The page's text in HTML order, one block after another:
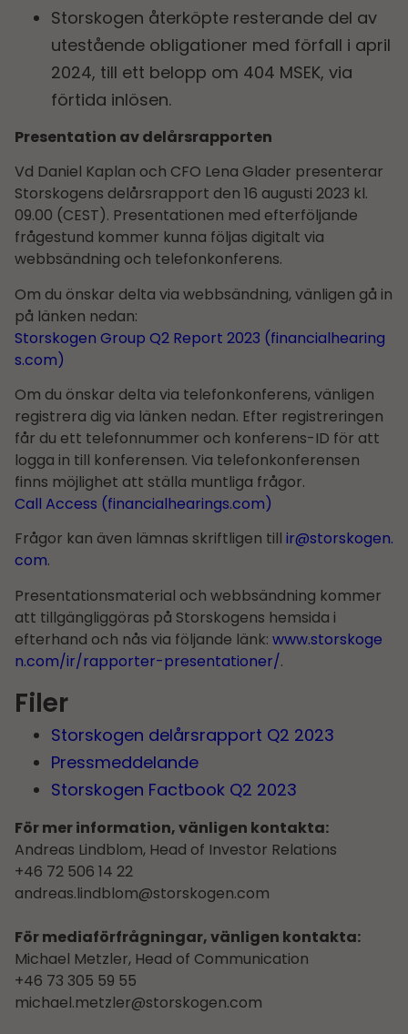
Storskogen återköpte resterande del av
utestående obligationer med förfall i april
2024, till ett belopp om 404 MSEK, via
förtida inlösen.
Presentation av delårs­rapporten
Vd Daniel Kaplan och CFO Lena Glader presenterar
Storskogens delårs­rapport den 16 augusti 2023 kl.
09.00 (CEST). Presentationen med efterföljande
frågestund kommer kunna följas digitalt via
webbsändning och telefonkonferens.
Om du önskar delta via webbsändning, vänligen gå in
på länken nedan:
Storskogen Group Q2 Report 2023 (financialhearing
s.com)
Om du önskar delta via telefonkonferens, vänligen
registrera dig via länken nedan. Efter registreringen
får du ett telefonnummer och konferens-ID för att
logga in till konferensen. Via telefonkonferensen
finns möjlighet att ställa muntliga frågor.
Call Access (financialhearings.com)
Frågor kan även lämnas skriftligen till ir@storskogen.
com.
Presentationsmaterial och webbsändning kommer
att tillgängliggöras på Storskogens hemsida i
efterhand och nås via följande länk: www.storskoge
n.com/ir/rapporter-presentationer/.
Filer
Storskogen delårs­rapport Q2 2023
Pressmeddelande
Storskogen Factbook Q2 2023
För mer information, vänligen kontakta:
Andreas Lindblom, Head of Investor Relations
+46 72 506 14 22
andreas.lindblom@storskogen.com
För mediaförfrågningar, vänligen kontakta:
Michael Metzler, Head of Communication
+46 73 305 59 55
michael.metzler@storskogen.com